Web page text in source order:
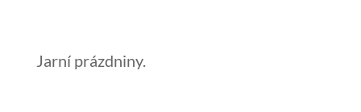
Jarní prázdniny.